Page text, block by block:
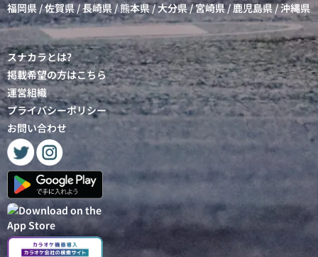
福岡県 /佐賀県 /長崎県/熊本県/大分県/宮崎県/鹿児島県/沖縄県
スナカラとは?
掲載希望の方はこちら
運営組織
プライバシーポリシー
お問い合わせ